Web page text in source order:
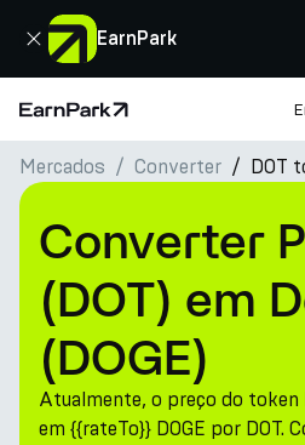
EarnPark
Fechar
Página Inicial
Produtos
Mercados
Calculadoras
PARK Token
Recursos
Empresa
Mercados Converter DOT
Converter
(DOT) em
(DOGE)
Atualmente, o preço do token
em {{rateTo}} DOGE por DOT.